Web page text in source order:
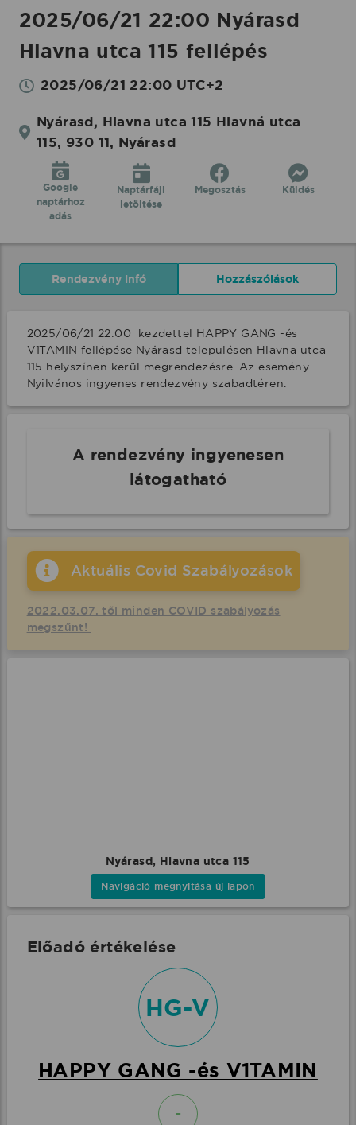
2025/06/21 22:00 Nyárasd
Hlavna utca 115 fellépés
2025/06/21 22:00 UTC+2
Nyárasd, Hlavna utca 115 Hlavná utca
115, 930 11, Nyárasd
Google
naptárhoz
adás
Naptárfájl
letöltése
Megosztás Küldés
Rendezvény infó Hozzászólások
2025/06/21 22:00  kezdettel HAPPY GANG -és
V1TAMIN fellépése Nyárasd településen Hlavna utca
115 helyszínen kerül megrendezésre. Az esemény
Nyilvános ingyenes rendezvény szabadtéren.
A rendezvény ingyenesen
látogatható
Aktuális Covid Szabályozások
2022.03.07. től minden COVID szabályozás
megszűnt!
Nyárasd, Hlavna utca 115
Navigáció megnyitása új lapon
Előadó értékelése
HG-V
HAPPY GANG -és V1TAMIN
-